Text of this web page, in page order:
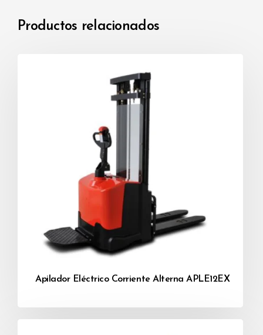
Productos relacionados
Apilador Eléctrico Corriente Alterna APLE12EX